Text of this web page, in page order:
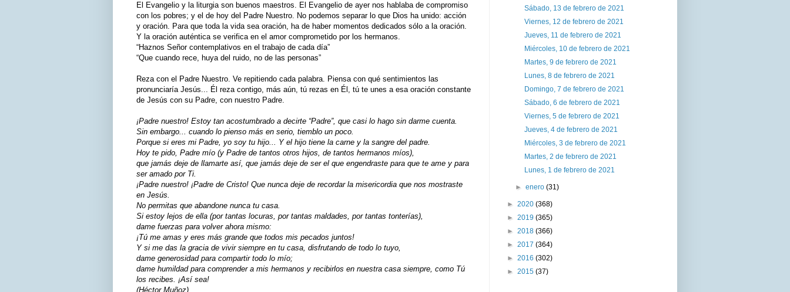
El Evangelio y la liturgia son buenos maestros. El Evangelio de ayer nos hablaba de compromiso
con los pobres; y el de hoy del Padre Nuestro. No podemos separar lo que Dios ha unido: acción
y oración. Para que toda la vida sea oración, ha de haber momentos dedicados sólo a la oración.
Y la oración auténtica se verifica en el amor comprometido por los hermanos.
“Haznos Señor contemplativos en el trabajo de cada día”
“Que cuando rece, huya del ruido, no de las personas”
Reza con el Padre Nuestro. Ve repitiendo cada palabra. Piensa con qué sentimientos las
pronunciaría Jesús... Él reza contigo, más aún, tú rezas en Él, tú te unes a esa oración constante
de Jesús con su Padre, con nuestro Padre.
¡Padre nuestro! Estoy tan acostumbrado a decirte “Padre”, que casi lo hago sin darme cuenta.
Sin embargo... cuando lo pienso más en serio, tiemblo un poco.
Porque si eres mi Padre, yo soy tu hijo... Y el hijo tiene la carne y la sangre del padre.
Hoy te pido, Padre mío (y Padre de tantos otros hijos, de tantos hermanos míos),
que jamás deje de llamarte así, que jamás deje de ser el que engendraste para que te ame y para
ser amado por Ti.
¡Padre nuestro! ¡Padre de Cristo! Que nunca deje de recordar la misericordia que nos mostraste
en Jesús.
No permitas que abandone nunca tu casa.
Si estoy lejos de ella (por tantas locuras, por tantas maldades, por tantas tonterías),
dame fuerzas para volver ahora mismo:
¡Tú me amas y eres más grande que todos mis pecados juntos!
Y si me das la gracia de vivir siempre en tu casa, disfrutando de todo lo tuyo,
dame generosidad para compartir todo lo mío;
dame humildad para comprender a mis hermanos y recibirlos en nuestra casa siempre, como Tú
los recibes. ¡Así sea!
(Héctor Muñoz)
Sábado, 13 de febrero de 2021
Viernes, 12 de febrero de 2021
Jueves, 11 de febrero de 2021
Miércoles, 10 de febrero de 2021
Martes, 9 de febrero de 2021
Lunes, 8 de febrero de 2021
Domingo, 7 de febrero de 2021
Sábado, 6 de febrero de 2021
Viernes, 5 de febrero de 2021
Jueves, 4 de febrero de 2021
Miércoles, 3 de febrero de 2021
Martes, 2 de febrero de 2021
Lunes, 1 de febrero de 2021
►enero(31)
► 2020 (368)
► 2019 (365)
► 2018 (366)
► 2017 (364)
► 2016 (302)
► 2015 (37)